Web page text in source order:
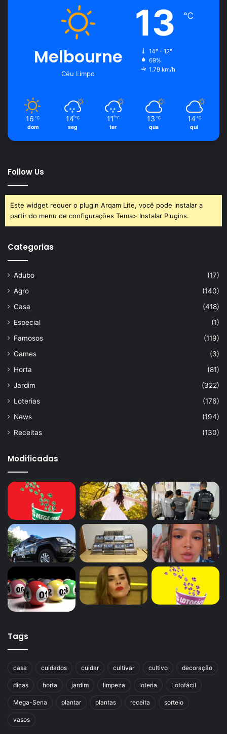
Melbourne
Céu Limpo
13 ℃
14º - 12º
69%
1.79 km/h
16 ℃
dom
14 ℃
seg
11 ℃
ter
13 ℃
qua
14 ℃
qui
Follow Us
Este widget requer o plugin Arqam Lite, você pode instalar a
partir do menu de configurações Tema> Instalar Plugins.
Categorias
Adubo
(17)
Agro
(140)
Casa
(418)
Especial
(1)
Famosos
(119)
Games
(3)
Horta
(81)
Jardim
(322)
Loterias
(176)
News
(194)
Receitas
(130)
Modificadas
Tags
casa cuidados cuidar cultivar cultivo decoração
dicas horta jardim limpeza loteria Lotofácil
Mega-Sena plantar plantas receita sorteio
vasos